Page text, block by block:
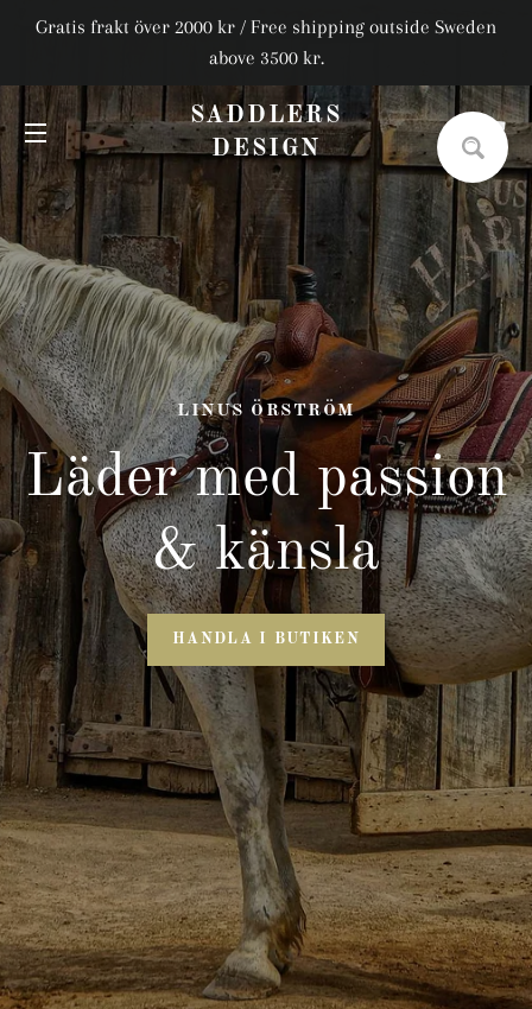
Gratis frakt över 2000 kr / Free shipping outside Sweden
above 3500 kr.
SIDNAVIGERING
SADDLERS
DESIGN
LINUS ÖRSTRÖM
Läder med passion
& känsla
HANDLA I BUTIKEN